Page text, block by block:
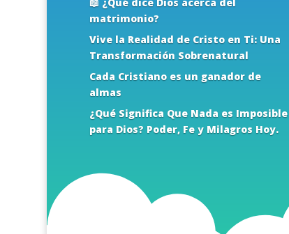
matrimonio?
Vive la Realidad de Cristo en Ti: Una
Transformación Sobrenatural
Cada Cristiano es un ganador de
almas
¿Qué Significa Que Nada es Imposible
para Dios? Poder, Fe y Milagros Hoy.